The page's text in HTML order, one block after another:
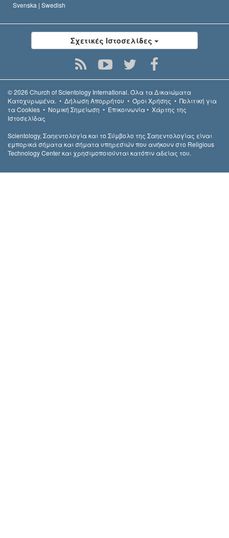
Svenska | Swedish
Σχετικές Ιστοσελίδες
© 2026 Church of Scientology International. Όλα τα Δικαιώµατα
Κατοχυρωµένα. • Δήλωση Απορρήτου • Όροι Χρήσης • Πολιτική για
τα Cookies • Νομική Σημείωση • Επικοινωνία• Χάρτης της
Ιστοσελίδας
Scientology, Σαηεντολογία και το Σύμβολο της Σαηεντολογίας είναι
εμπορικά σήματα και σήματα υπηρεσιών που ανήκουν στο Religious
Technology Center και χρησιμοποιούνται κατόπιν αδείας του.